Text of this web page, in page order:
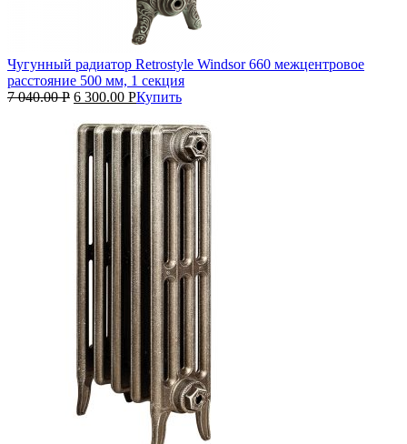
Чугунный радиатор Retrostyle Windsor 660 межцентровое
расстояние 500 мм, 1 секция
7 040.00Р 6 300.00 РКупить